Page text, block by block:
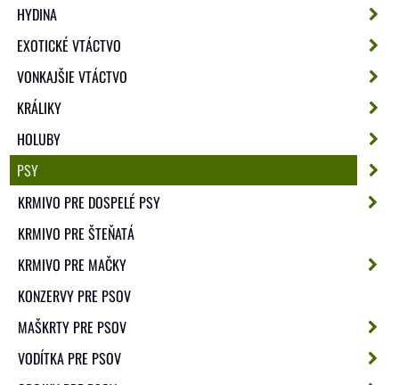
HYDINA
EXOTICKÉ VTÁCTVO
VONKAJŠIE VTÁCTVO
KRÁLIKY
HOLUBY
PSY
KRMIVO PRE DOSPELÉ PSY
KRMIVO PRE ŠTEŇATÁ
KRMIVO PRE MAČKY
KONZERVY PRE PSOV
MAŠKRTY PRE PSOV
VODÍTKA PRE PSOV